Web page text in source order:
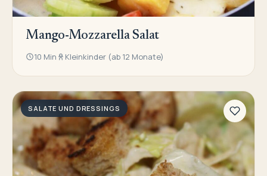
Mango-Mozzarella Salat
10 Min Kleinkinder (ab 12 Monate)
SALATE UND DRESSINGS